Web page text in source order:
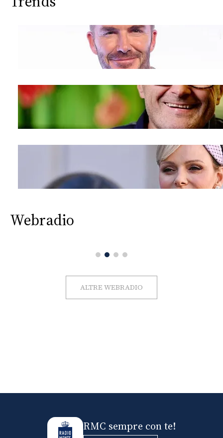
Webradio
ALTRE WEBRADIO
RMC sempre con te!